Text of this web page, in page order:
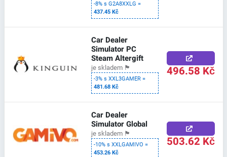
-8% s G2A8XXLG =
437.45 Kč
Car Dealer
Simulator PC
Steam Altergift
je skladem 🏴
-3% s XXL3GAMER =
481.68 Kč
496.58 Kč
Car Dealer
Simulator Global
je skladem 🏴
-10% s XXLGAMIVO =
453.26 Kč
503.62 Kč